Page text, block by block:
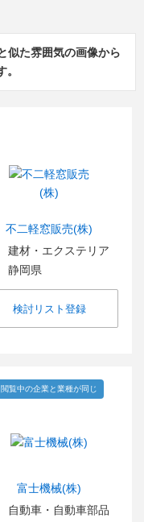
似た雰囲気の画像から
不二軽窓販売(株)
建材・エクステリア
静岡県
検討リスト登録
富士機械(株)
閲覧中の企業と業種が同じ
自動車・自動車部品